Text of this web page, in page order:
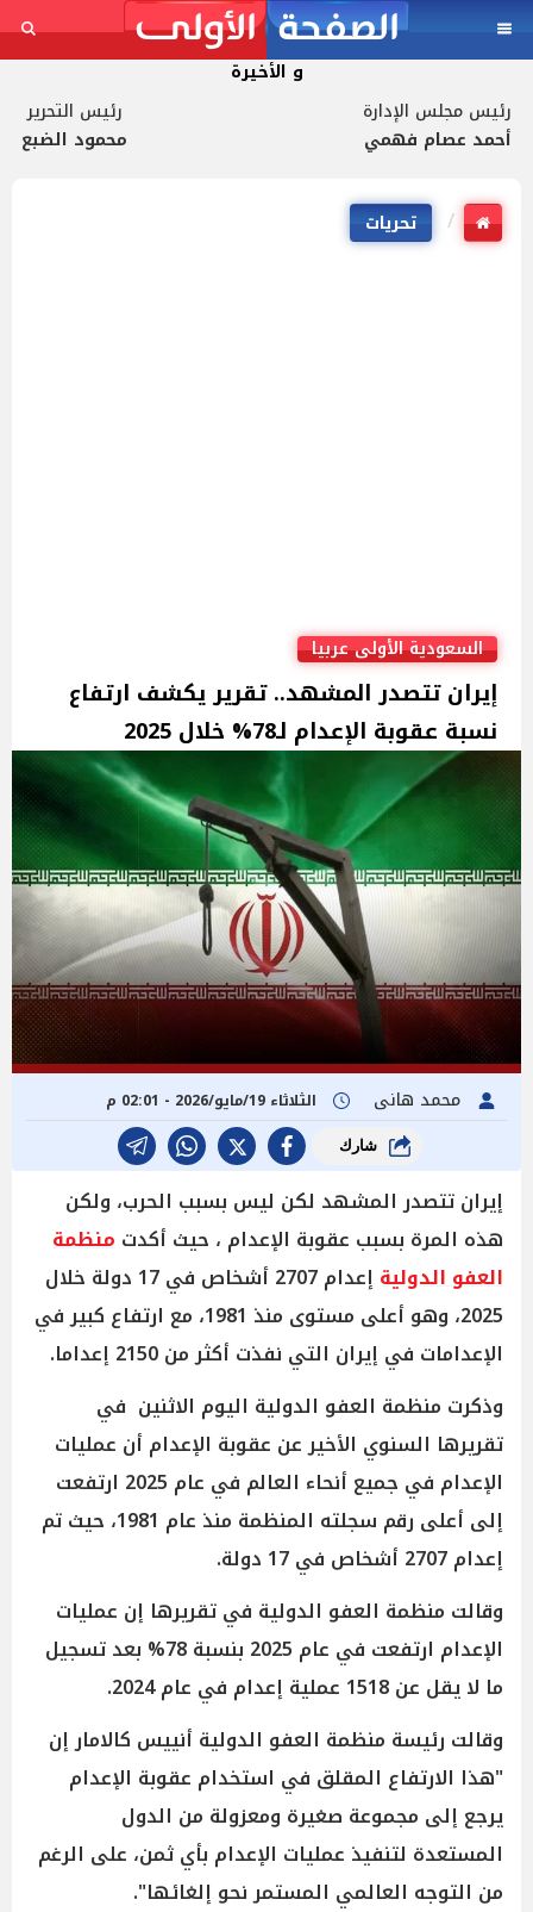
و الأخيرة
رئيس مجلس الإدارة
أحمد عصام فهمي
رئيس التحرير
محمود الضبع
تحريات
السعودية الأولى عربيا
إيران تتصدر المشهد.. تقرير يكشف ارتفاع
نسبة عقوبة الإعدام لـ78% خلال 2025
محمد هانى الثلاثاء 19/مايو/2026 - 02:01 م
شارك
إيران تتصدر المشهد لكن ليس بسبب الحرب، ولكن
هذه المرة بسبب عقوبة الإعدام ، حيث أكدت منظمة
العفو الدولية
إعدام 2707 أشخاص في 17 دولة خلال
2025، وهو أعلى مستوى منذ 1981، مع ارتفاع كبير في
الإعدامات في إيران التي نفذت أكثر من 2150 إعداما.
وذكرت منظمة العفو الدولية اليوم الاثنين في
تقريرها السنوي الأخير عن عقوبة الإعدام أن عمليات
الإعدام في جميع أنحاء العالم في عام 2025 ارتفعت
إلى أعلى رقم سجلته المنظمة منذ عام 1981، حيث تم
إعدام 2707 أشخاص في 17 دولة.
وقالت منظمة العفو الدولية في تقريرها إن عمليات
الإعدام ارتفعت في عام 2025 بنسبة 78% بعد تسجيل
ما لا يقل عن 1518 عملية إعدام في عام 2024.
وقالت رئيسة منظمة العفو الدولية أنييس كالامار إن
"هذا الارتفاع المقلق في استخدام عقوبة الإعدام
يرجع إلى مجموعة صغيرة ومعزولة من الدول
المستعدة لتنفيذ عمليات الإعدام بأي ثمن، على الرغم
من التوجه العالمي المستمر نحو إلغائها".